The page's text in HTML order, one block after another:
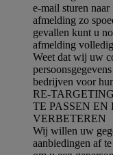
e-mail sturen naar
afmelding zo
gevallen kunt u
afmelding
Weet dat wij uw
bedrijven voor
RE-
TE PASSEN
VERBETEREN
Wij willen uw
aanbiedingen af